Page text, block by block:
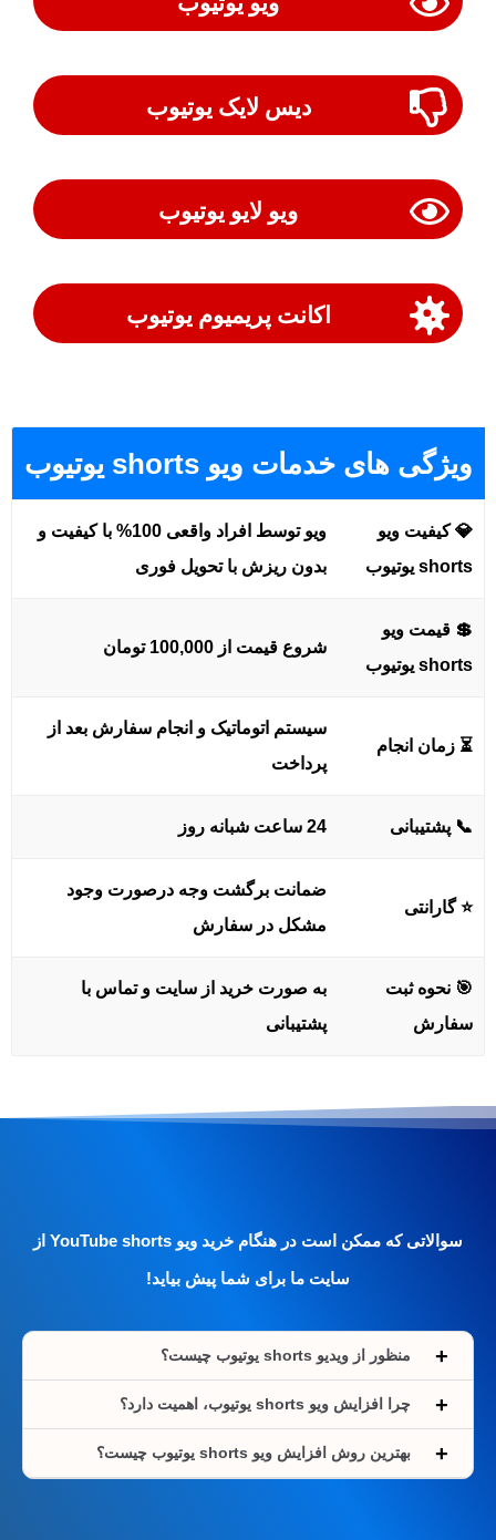
دیس لایک یوتیوب
ویو لایو یوتیوب
اکانت پریمیوم یوتیوب
ویژگی های خدمات ویو shorts یوتیوب
💎 کیفیت ویو
shorts یوتیوب
ویو توسط افراد واقعی 100% با کیفیت و
بدون ریزش با تحویل فوری
💲 قیمت ویو
shorts یوتیوب
شروع قیمت از 100,000 تومان
⏳ زمان انجام
سیستم اتوماتیک و انجام سفارش بعد از
پرداخت
📞 پشتیبانی 24 ساعت شبانه روز
⭐ گارانتی
ضمانت برگشت وجه درصورت وجود
مشکل در سفارش
🎯 نحوه ثبت
سفارش
به صورت خرید از سایت و تماس با
پشتیبانی
سوالاتی که ممکن است در هنگام خرید ویو YouTube shorts از
سایت ما برای شما پیش بیاید!
منظور از ویدیو shorts یوتیوب چیست؟
چرا افزایش ویو shorts یوتیوب، اهمیت دارد؟
بهترین روش افزایش ویو shorts یوتیوب چیست؟